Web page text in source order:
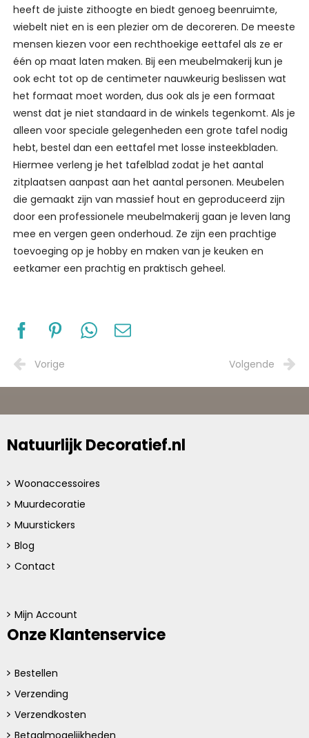
heeft de juiste zithoogte en biedt genoeg beenruimte,
wiebelt niet en is een plezier om de decoreren. De meeste
mensen kiezen voor een rechthoekige eettafel als ze er
één op maat laten maken. Bij een meubelmakerij kun je
ook echt tot op de centimeter nauwkeurig beslissen wat
het formaat moet worden, dus ook als je een formaat
wenst dat je niet standaard in de winkels tegenkomt. Als je
alleen voor speciale gelegenheden een grote tafel nodig
hebt, bestel dan een eettafel met losse insteekbladen.
Hiermee verleng je het tafelblad zodat je het aantal
zitplaatsen aanpast aan het aantal personen. Meubelen
die gemaakt zijn van massief hout en geproduceerd zijn
door een professionele meubelmakerij gaan je leven lang
mee en vergen geen onderhoud. Ze zijn een prachtige
toevoeging op je hobby en maken van je keuken en
eetkamer een prachtig en praktisch geheel.
Vorige Volgende
Natuurlijk Decoratief.nl
Woonaccessoires
Muurdecoratie
Muurstickers
Blog
Contact
Mijn Account
Onze Klantenservice
Bestellen
Verzending
Verzendkosten
Betaalmogelijkheden